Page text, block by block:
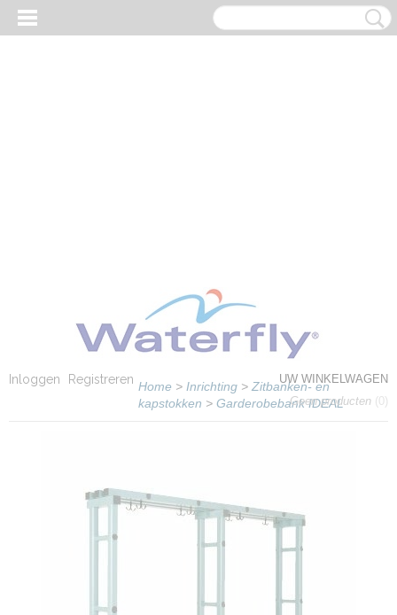
Inloggen Registreren
UW WINKELWAGEN
Geen producten (0)
Home > Inrichting > Zitbanken- en
kapstokken > Garderobebank IDEAL